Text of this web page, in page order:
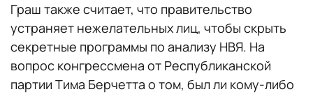
Граш также считает, что правительство
устраняет нежелательных лиц, чтобы скрыть
секретные программы по анализу НВЯ. На
вопрос конгрессмена от Республиканской
партии Тима Берчетта о том, был ли кому-либо